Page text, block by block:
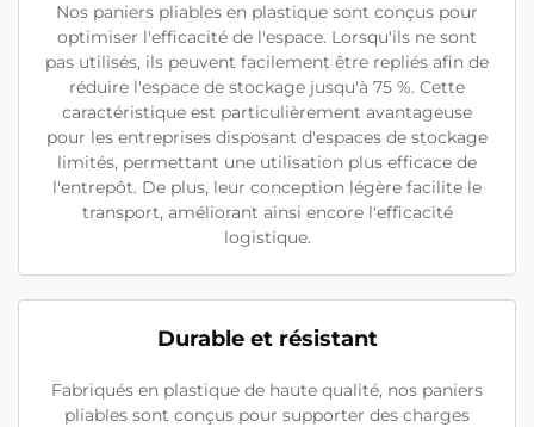
Nos paniers pliables en plastique sont conçus pour
optimiser l'efficacité de l'espace. Lorsqu'ils ne sont
pas utilisés, ils peuvent facilement être repliés afin de
réduire l'espace de stockage jusqu'à 75 %. Cette
caractéristique est particulièrement avantageuse
pour les entreprises disposant d'espaces de stockage
limités, permettant une utilisation plus efficace de
l'entrepôt. De plus, leur conception légère facilite le
transport, améliorant ainsi encore l'efficacité
logistique.
Durable et résistant
Fabriqués en plastique de haute qualité, nos paniers
pliables sont conçus pour supporter des charges